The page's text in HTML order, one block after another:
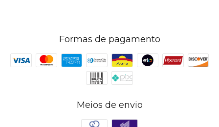
Formas de pagamento
Meios de envio